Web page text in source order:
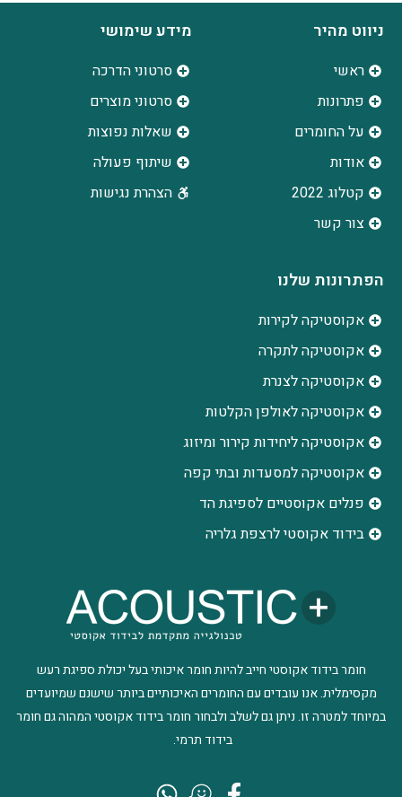
חומר בידוד אקוסטי חייב להיות חומר איכותי בעל יכולת ספיגת רעש
מקסימלית. אנו עובדים עם החומרים האיכותיים ביותר שישנם שמיועדים
במיוחד למטרה זו. ניתן גם לשלב ולבחור חומר בידוד אקוסטי המהוה גם חומר
בידוד תרמי.
ניווט מהיר
ראשי
פתרונות
על החומרים
אודות
קטלוג 2022
צור קשר
מידע שימושי
סרטוני הדרכה
סרטוני מוצרים
שאלות נפוצות
שיתוף פעולה
הצהרת נגישות
הפתרונות שלנו
אקוסטיקה לקירות
אקוסטיקה לתקרה
אקוסטיקה לצנרת
אקוסטיקה לאולפן הקלטות
‫אקוסטיקה ליחידות קירור ומיזוג
אקוסטיקה למסעדות ובתי קפה
פנלים אקוסטיים לספיגת הד
בידוד אקוסטי לרצפת גלריה